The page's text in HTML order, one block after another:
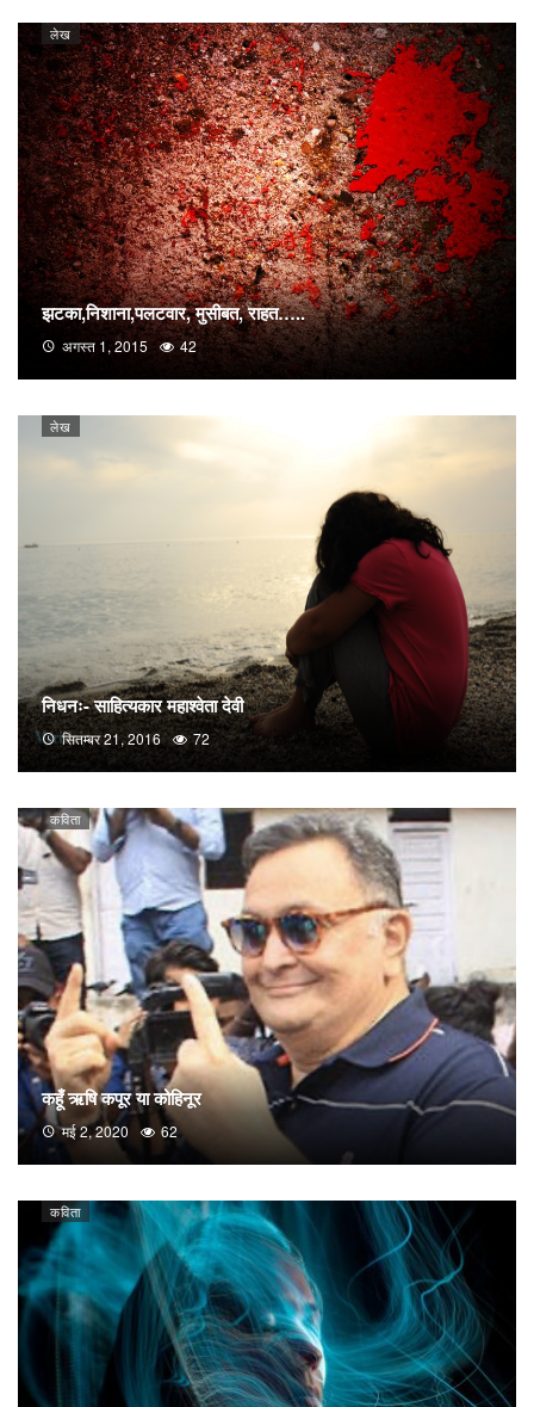
लेख
झटका,निशाना,पलटवार, मुसीबत, राहत…..
अगस्त 1, 2015 42
लेख
निधनः- साहित्यकार महाश्वेता देवी
सितम्बर 21, 2016 72
कविता
कहूँ ऋषि कपूर या कोहिनूर
मई 2, 2020 62
कविता